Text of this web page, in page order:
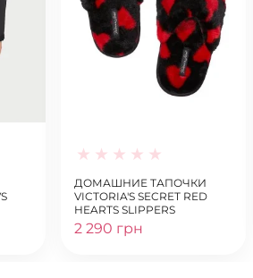
ДОМАШНИЕ ТАПОЧКИ
VICTORIA'S SECRET RED
HEARTS SLIPPERS
2 290 грн